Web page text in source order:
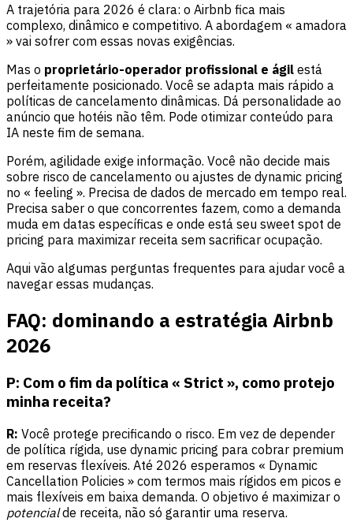
A trajetória para 2026 é clara: o Airbnb fica mais
complexo, dinâmico e competitivo. A abordagem « amadora
» vai sofrer com essas novas exigências.
Mas o proprietário-operador profissional e ágil está
perfeitamente posicionado. Você se adapta mais rápido a
políticas de cancelamento dinâmicas. Dá personalidade ao
anúncio que hotéis não têm. Pode otimizar conteúdo para
IA neste fim de semana.
Porém, agilidade exige informação. Você não decide mais
sobre risco de cancelamento ou ajustes de dynamic pricing
no « feeling ». Precisa de dados de mercado em tempo real.
Precisa saber o que concorrentes fazem, como a demanda
muda em datas específicas e onde está seu sweet spot de
pricing para maximizar receita sem sacrificar ocupação.
Aqui vão algumas perguntas frequentes para ajudar você a
navegar essas mudanças.
FAQ: dominando a estratégia Airbnb
2026
P: Com o fim da política « Strict », como protejo
minha receita?
R: Você protege precificando o risco. Em vez de depender
de política rígida, use dynamic pricing para cobrar premium
em reservas flexíveis. Até 2026 esperamos « Dynamic
Cancellation Policies » com termos mais rígidos em picos e
mais flexíveis em baixa demanda. O objetivo é maximizar o
potencialde receita, não só garantir uma reserva.